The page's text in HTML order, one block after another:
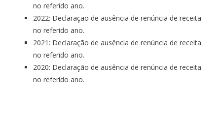
no referido ano.
2022: Declaração de ausência de renúncia de receita
no referido ano.
2021: Declaração de ausência de renúncia de receita
no referido ano.
2020: Declaração de ausência de renúncia de receita
no referido ano.